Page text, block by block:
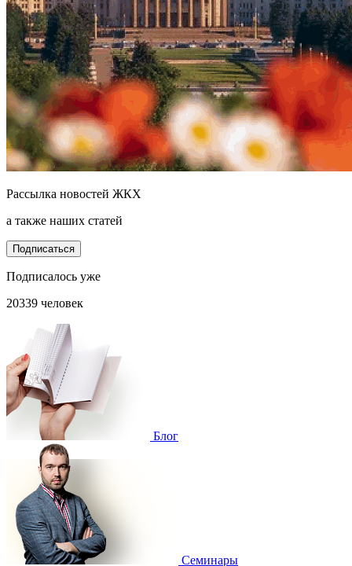
Рассылка новостей ЖКХ
а также наших статей
Подписаться
Подписалось уже
20339 человек
Блог
Cеминары